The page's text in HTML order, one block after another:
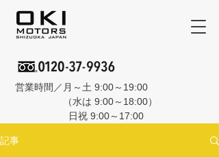
営業時間／月～土 9:00～19:00
（水は 9:00～18:00）
日祝 9:00～17:00
記事